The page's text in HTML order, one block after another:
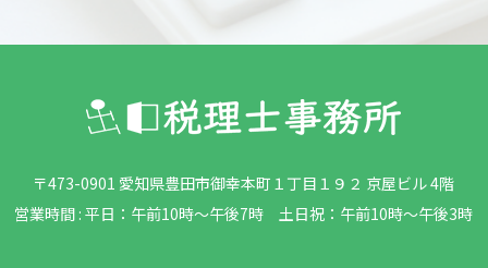
〒473-0901 愛知県豊田市御幸本町１丁目１９２ 京屋ビル 4階
営業時間 : 平日：午前10時～午後7時 土日祝：午前10時～午後3時